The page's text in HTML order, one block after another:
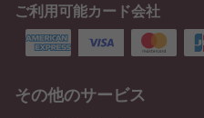
ご利用可能カード会社
その他のサービス